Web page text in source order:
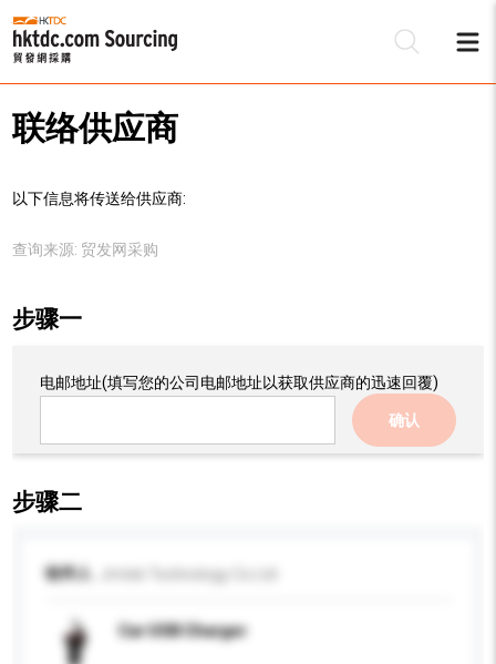
联络供应商
以下信息将传送给供应商:
查询来源: 贸发网采购
步骤一
电邮地址(填写您的公司电邮地址以获取供应商的迅速回覆)
确认
步骤二
收件人
Car USB Charger